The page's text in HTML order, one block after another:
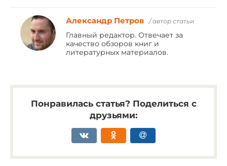
Александр Петров / автор статьи
Главный редактор. Отвечает за
качество обзоров книг и
литературных материалов.
Понравилась статья? Поделиться с
друзьями: